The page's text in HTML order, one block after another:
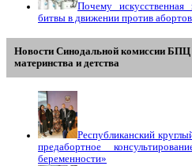
Почему
битвы в движении против абортов
Новости Синодальной комиссии
материнства и детства
Республиканский
предабортное
беременности»